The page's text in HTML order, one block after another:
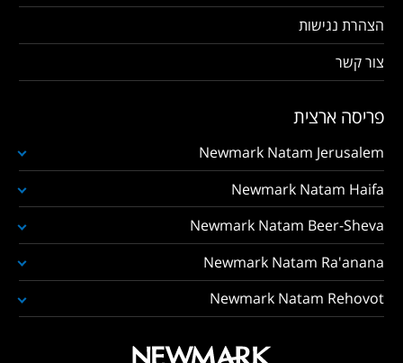
הצהרת נגישות
צור קשר
פריסה ארצית
Newmark Natam Jerusalem
Newmark Natam Haifa
Newmark Natam Beer-Sheva
Newmark Natam Ra'anana
Newmark Natam Rehovot